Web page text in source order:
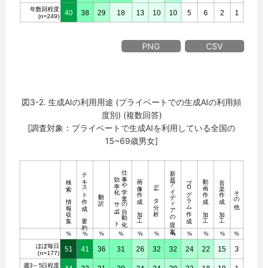
PNG CSV
図3-2. 生成AIの利用用途 (プライベートでの生成AIの利用頻
度別) (複数回答)
[調査対象：プライベートで生成AIを利用している全国の
15~69歳男女]